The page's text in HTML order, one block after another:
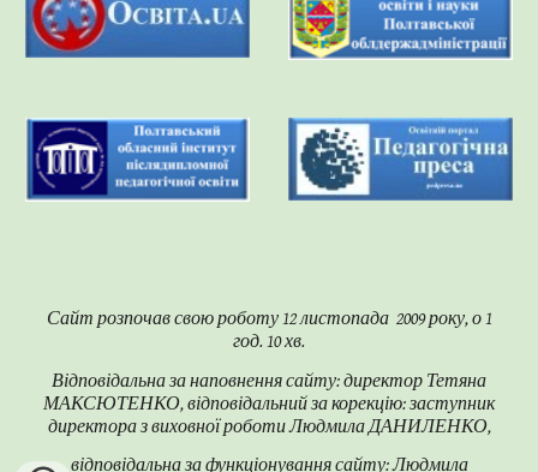
Сайт розпочав свою роботу 12 листопада 2009 року, о 1
год. 10 хв.
Відповідальна за наповнення сайту: директор Тетяна
МАКСЮТЕНКО, відповідальний за корекцію: заступник
директора з виховної роботи Людмила ДАНИЛЕНКО,
відповідальна за функціонування сайту:Людмила